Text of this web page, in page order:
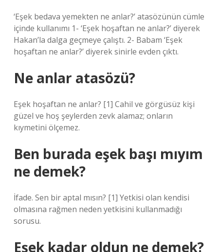
‘Eşek bedava yemekten ne anlar?’ atasözünün cümle
içinde kullanımı 1- ‘Eşek hoşaftan ne anlar?’ diyerek
Hakan’la dalga geçmeye çalıştı. 2- Babam ‘Eşek
hoşaftan ne anlar?’ diyerek sinirle evden çıktı.
Ne anlar atasözü?
Eşek hoşaftan ne anlar? [1] Cahil ve görgüsüz kişi
güzel ve hoş şeylerden zevk alamaz; onların
kıymetini ölçemez.
Ben burada eşek başı mıyım
ne demek?
İfade. Sen bir aptal mısın? [1] Yetkisi olan kendisi
olmasına rağmen neden yetkisini kullanmadığı
sorusu.
Eşek kadar oldun ne demek?